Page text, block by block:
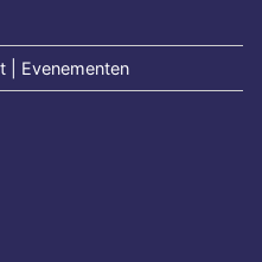
| Evenementen